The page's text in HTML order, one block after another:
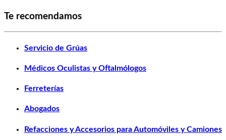
Te recomendamos
Servicio de Grúas
Médicos Oculistas y Oftalmólogos
Ferreterías
Abogados
Refacciones y Accesorios para Automóviles y Camiones